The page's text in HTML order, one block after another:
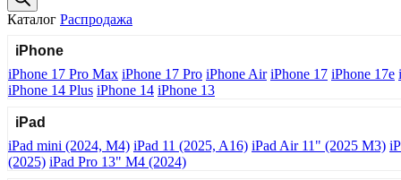
Каталог Распродажа
iPhone
iPhone 17 Pro Max iPhone 17 Pro iPhone Air iPhone 17 iPhone 17e
iPhone 14 Plus iPhone 14 iPhone 13
iPad
iPad mini (2024, M4) iPad 11 (2025, A16) iPad Air 11" (2025 M3)
(2025) iPad Pro 13" M4 (2024)